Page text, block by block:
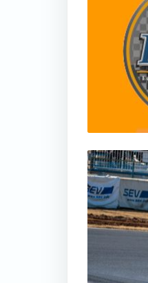
thumbnail